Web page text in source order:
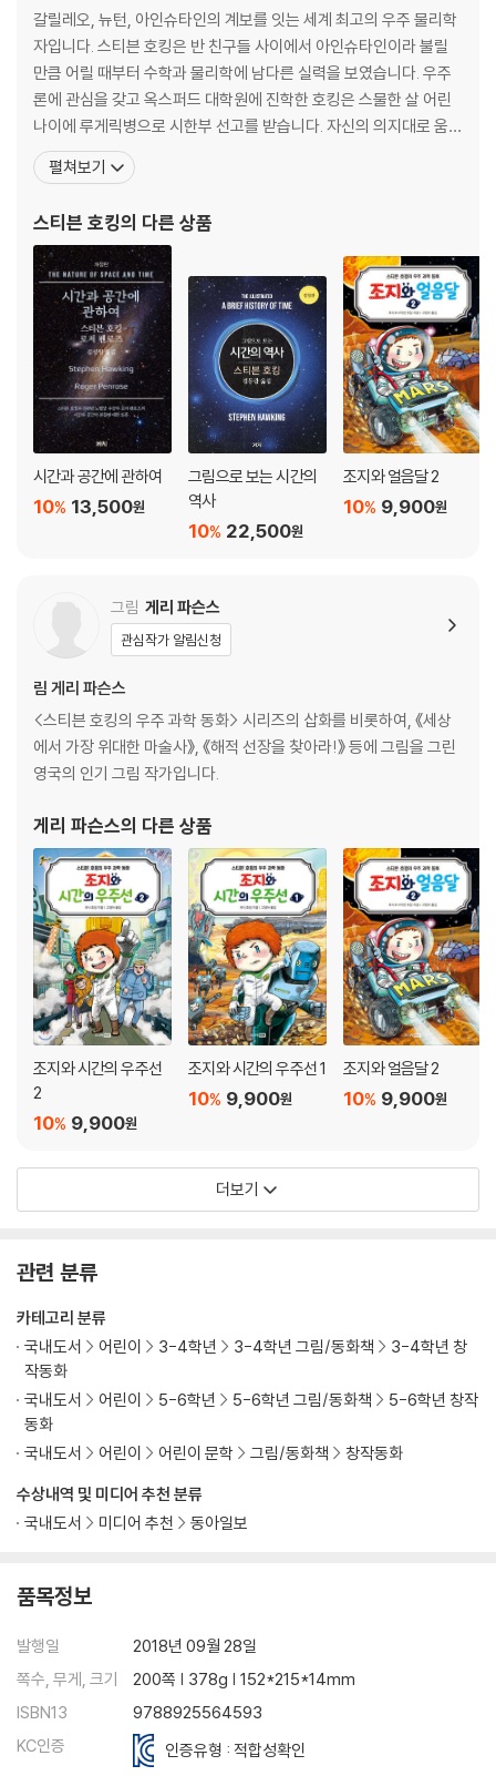
갈릴레오, 뉴턴, 아인슈타인의 계보를 잇는 세계 최고의 우주 물리학
자입니다. 스티븐 호킹은 반 친구들 사이에서 아인슈타인이라 불릴
만큼 어릴 때부터 수학과 물리학에 남다른 실력을 보였습니다. 우주
론에 관심을 갖고 옥스퍼드 대학원에 진학한 호킹은 스물한 살 어린
나이에 루게릭병으로 시한부 선고를 받습니다. 자신의 의지대로 움직
일 수 있는 건 손가락 두 개뿐이었지만, 좌절하지 않고 머릿속으로 수
식을 계산하며 ‘블랙홀이 사라진다.’는 놀라운 연구 결과를 발표했습
평을 열었다는 평가를 받았습니다. <스티븐 호킹의 우주
펼쳐보기
스티븐 호킹의 다른 상품
시간과 공간에 관하여
13,500원
10%
그림으로 보는 시간의
역사
22,500원
10%
조지와 얼음달 2
9,900원
10%
그림 게리 파슨스
관심작가 알림신청
림 게리 파슨스
<스티븐 호킹의 우주 과학 동화> 시리즈의 삽화를 비롯하여, 《세상
에서 가장 위대한 마술사》, 《해적 선장을 찾아라!》 등에 그림을 그린
영국의 인기 그림 작가입니다.
게리 파슨스의 다른 상품
조지와 시간의 우주선
2
9,900원
10%
조지와 시간의 우주선 1
9,900원
10%
조지와 얼음달 2
9,900원
10%
더보기
관련 분류
수상내역 및 미디어 추천 분류
국내도서
미디어 추천 동아일보
카테고리 분류
국내도서
어린이 3-4학년 3-4학년 그림/동화책
3-4학년 창
작동화
국내도서
어린이 5-6학년 5-6학년 그림/동화책
5-6학년 창작
동화
국내도서
어린이 어린이 문학 그림/동화책 창작동화
품목정보
발행일
2018년 09월 28일
쪽수, 무게, 크기
200쪽 | 378g | 152*215*14mm
ISBN13
9788925564593
KC인증
인증유형 : 적합성확인